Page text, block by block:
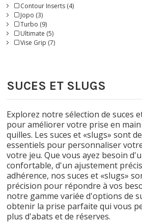
Contour Inserts (4)
Jopo (3)
Turbo (9)
Ultimate (5)
Vise Grip (7)
SUCES ET SLUGS
Explorez notre sélection de suces
pour améliorer votre prise en main
quilles. Les suces et «slugs» sont
essentiels pour personnaliser
votre jeu. Que vous ayez besoin
confortable, d'un ajustement
adhérence, nos suces et «slugs»
précision pour répondre à vos
notre gamme variée d'options de
obtenir la prise parfaite qui vous
plus d'abats et de réserves.